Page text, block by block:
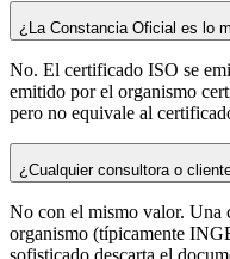
¿La Constancia Oficial es lo
No. El certificado ISO se
emitido por el organismo
pero no equivale al
¿Cualquier consultora o
No con el mismo valor. Una
organismo (típicamente
sofisticado descarta el